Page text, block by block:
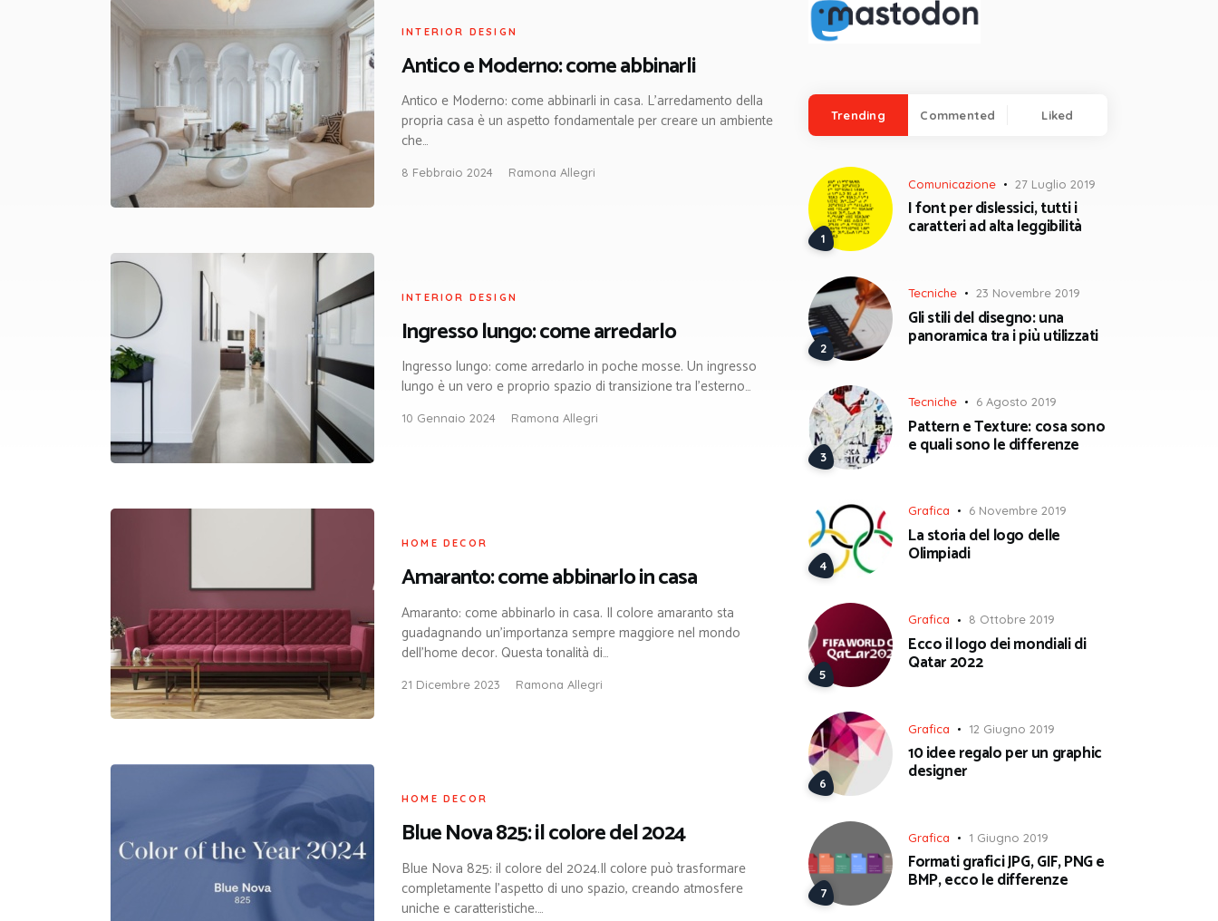
INTERIOR DESIGN
Antico e Moderno: come abbinarli
Antico e Moderno: come abbinarli in casa. L’arredamento della
propria casa è un aspetto fondamentale per creare un ambiente
che…
8 Febbraio 2024 Ramona Allegri
INTERIOR DESIGN
Ingresso lungo: come arredarlo
Ingresso lungo: come arredarlo in poche mosse. Un ingresso
lungo è un vero e proprio spazio di transizione tra l’esterno…
10 Gennaio 2024 Ramona Allegri
HOME DECOR
Amaranto: come abbinarlo in casa
Amaranto: come abbinarlo in casa. Il colore amaranto sta
guadagnando un’importanza sempre maggiore nel mondo
dell’home decor. Questa tonalità di…
21 Dicembre 2023 Ramona Allegri
HOME DECOR
Blue Nova 825: il colore del 2024
Blue Nova 825: il colore del 2024.Il colore può trasformare
completamente l’aspetto di uno spazio, creando atmosfere
uniche e caratteristiche.…
Trending Commented Liked
Comunicazione 27 Luglio 2019
I font per dislessici, tutti i
caratteri ad alta leggibilità
Tecniche 23 Novembre 2019
Gli stili del disegno: una
panoramica tra i più utilizzati
Tecniche 6 Agosto 2019
Pattern e Texture: cosa sono
e quali sono le differenze
Grafica 6 Novembre 2019
La storia del logo delle
Olimpiadi
Grafica 8 Ottobre 2019
Ecco il logo dei mondiali di
Qatar 2022
Grafica 12 Giugno 2019
10 idee regalo per un graphic
designer
Grafica 1 Giugno 2019
Formati grafici JPG, GIF, PNG e
BMP, ecco le differenze